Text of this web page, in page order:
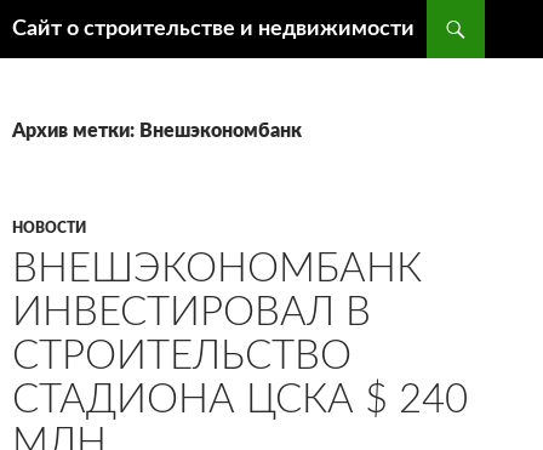
Сайт о строительстве и недвижимости
Архив метки: Внешэкономбанк
НОВОСТИ
ВНЕШЭКОНОМБАНК
ИНВЕСТИРОВАЛ В
СТРОИТЕЛЬСТВО
СТАДИОНА ЦСКА $ 240